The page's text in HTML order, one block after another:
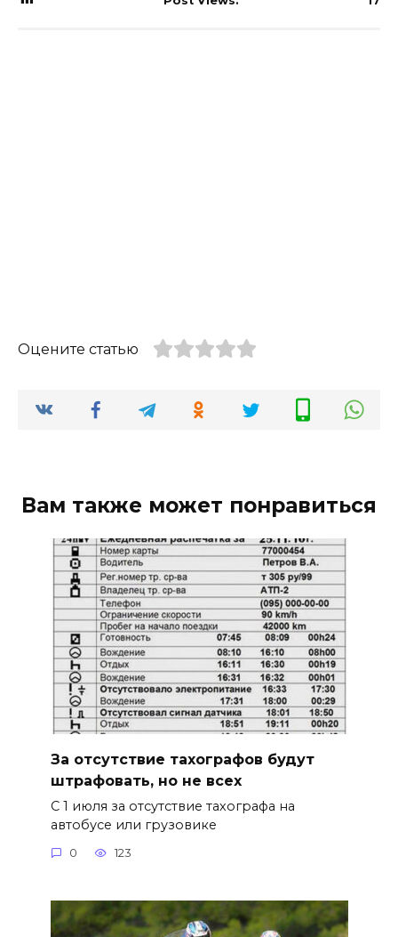
Оцените статью
Вам также может понравиться
За отсутствие тахографов будут
штрафовать, но не всех
С 1 июля за отсутствие тахографа на
автобусе или грузовике
0 123